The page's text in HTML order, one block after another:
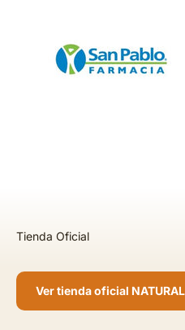
Ver tienda oficial